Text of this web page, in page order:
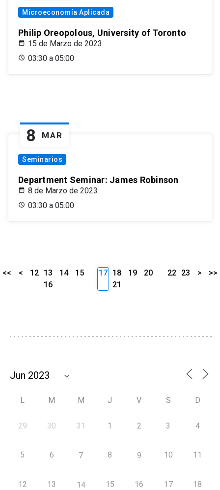
Microeconomía Aplicada
Philip Oreopolous, University of Toronto
15 de Marzo de 2023
03:30 a 05:00
8 MAR
Seminarios
Department Seminar: James Robinson
8 de Marzo de 2023
03:30 a 05:00
<< < 12 13 14
15
16
17 18 19
20
21
22 23 > >>
L M M J V S D
29 30 31 1 2 3 4
5 6 7 8 9 10 11
12 13 14 15 16 17 18